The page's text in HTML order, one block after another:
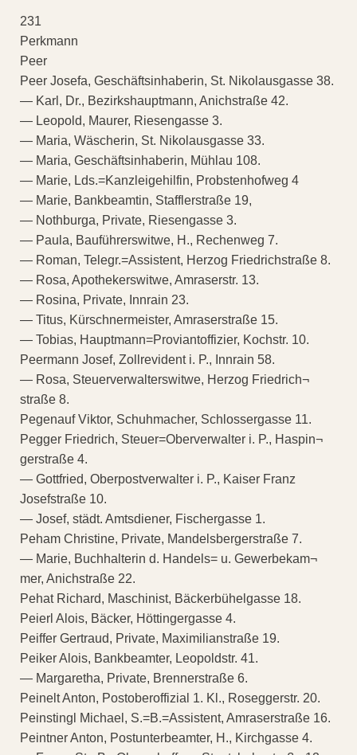
231
Perkmann
Peer
Peer Josefa, Geschäftsinhaberin, St. Nikolausgasse 38.
— Karl, Dr., Bezirkshauptmann, Anichstraße 42.
— Leopold, Maurer, Riesengasse 3.
— Maria, Wäscherin, St. Nikolausgasse 33.
— Maria, Geschäftsinhaberin, Mühlau 108.
— Marie, Lds.=Kanzleigehilfin, Probstenhofweg 4
— Marie, Bankbeamtin, Stafflerstraße 19,
— Nothburga, Private, Riesengasse 3.
— Paula, Bauführerswitwe, H., Rechenweg 7.
— Roman, Telegr.=Assistent, Herzog Friedrichstraße 8.
— Rosa, Apothekerswitwe, Amraserstr. 13.
— Rosina, Private, Innrain 23.
— Titus, Kürschnermeister, Amraserstraße 15.
— Tobias, Hauptmann=Proviantoffizier, Kochstr. 10.
Peermann Josef, Zollrevident i. P., Innrain 58.
— Rosa, Steuerverwalterswitwe, Herzog Friedrich¬
straße 8.
Pegenauf Viktor, Schuhmacher, Schlossergasse 11.
Pegger Friedrich, Steuer=Oberverwalter i. P., Haspin¬
gerstraße 4.
— Gottfried, Oberpostverwalter i. P., Kaiser Franz
Josefstraße 10.
— Josef, städt. Amtsdiener, Fischergasse 1.
Peham Christine, Private, Mandelsbergerstraße 7.
— Marie, Buchhalterin d. Handels= u. Gewerbekam¬
mer, Anichstraße 22.
Pehat Richard, Maschinist, Bäckerbühelgasse 18.
Peierl Alois, Bäcker, Höttingergasse 4.
Peiffer Gertraud, Private, Maximilianstraße 19.
Peiker Alois, Bankbeamter, Leopoldstr. 41.
— Margaretha, Private, Brennerstraße 6.
Peinelt Anton, Postoberoffizial 1. Kl., Roseggerstr. 20.
Peinstingl Michael, S.=B.=Assistent, Amraserstraße 16.
Peintner Anton, Postunterbeamter, H., Kirchgasse 4.